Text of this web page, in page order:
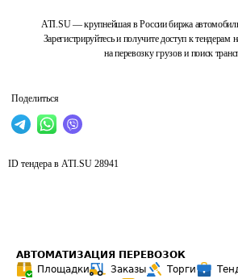
ATI.SU — крупнейшая в России биржа
Зарегистрируйтесь и получите доступ к тендерам
на перевозку грузов и поиск
Поделиться
ID тендера в ATI.SU 28941
АВТОМАТИЗАЦИЯ ПЕРЕВОЗОК
Площадки
Заказы Торги